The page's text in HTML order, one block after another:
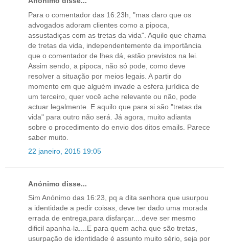
Para o comentador das 16:23h, "mas claro que os
advogados adoram clientes como a pipoca,
assustadiças com as tretas da vida". Aquilo que chama
de tretas da vida, independentemente da importância
que o comentador de lhes dá, estão previstos na lei.
Assim sendo, a pipoca, não só pode, como deve
resolver a situação por meios legais. A partir do
momento em que alguém invade a esfera jurídica de
um terceiro, quer você ache relevante ou não, pode
actuar legalmente. E aquilo que para si são "tretas da
vida" para outro não será. Já agora, muito adianta
sobre o procedimento do envio dos ditos emails. Parece
saber muito.
22 janeiro, 2015 19:05
Anónimo disse...
Sim Anónimo das 16:23, pq a dita senhora que usurpou
a identidade a pedir coisas, deve ter dado uma morada
errada de entrega,para disfarçar....deve ser mesmo
dificil apanha-la....E para quem acha que são tretas,
usurpação de identidade é assunto muito sério, seja por